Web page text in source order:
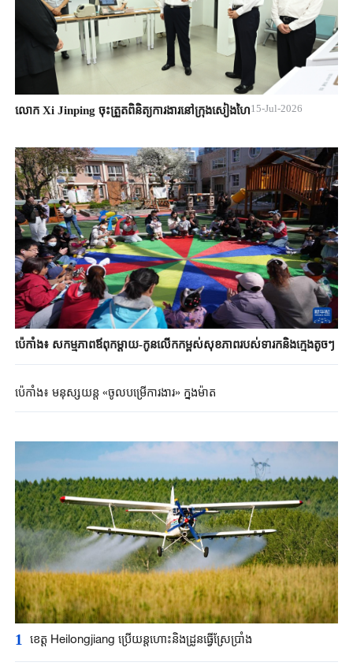
លោក Xi Jinping ចុះត្រួតពិនិត្យការងារនៅក្រុងសៀងហៃ15-Jul-2026
ប៉េកាំង៖ សកម្មភាពឪពុកម្តាយ-កូនលើកកម្ពស់សុខភាពរបស់ទារកនិងក្មេងតូចៗ
ប៉េកាំង៖ មនុស្សយន្ត «ចូលបម្រើ​ការងារ» ក្នុងម៉ាត
1 ខេត្ត Heilongjiang ប្រើយន្តហោះនិងដ្រូនធ្វើស្រែប្រាំង